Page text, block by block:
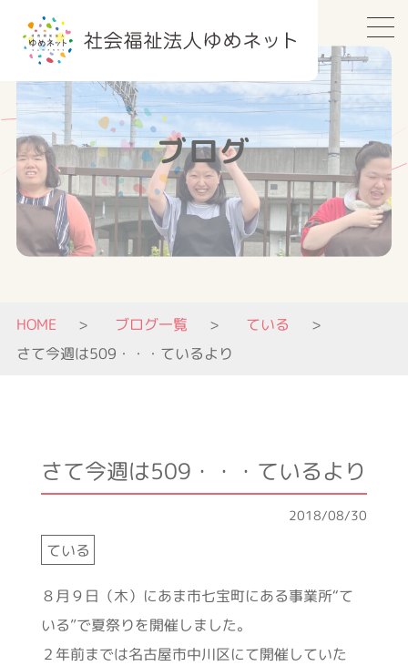
ブログ
HOME ブログ一覧
ている
さて今週は509・・・ているより
さて今週は509・・・ているより
ている
2018/08/30
８月９日（木）にあま市七宝町にある事業所“て
いる”で夏祭りを開催しました。
２年前までは名古屋市中川区にて開催していた